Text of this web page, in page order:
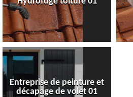
Entreprise de peinture et
décapage de volet 01